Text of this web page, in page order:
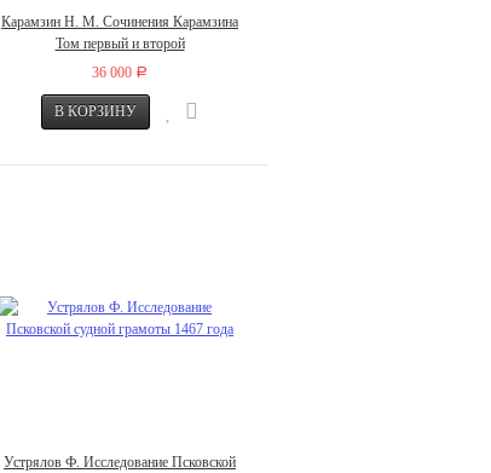
Карамзин Н. М. Сочинения Карамзина
Том первый и второй
36 000 Р
Устрялов Ф. Исследование Псковской